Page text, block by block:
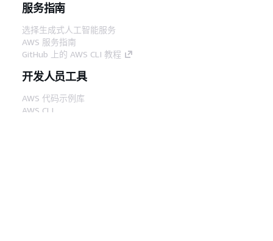
服务指南
选择生成式人工智能服务
AWS 服务指南
GitHub 上的 AWS CLI 教程
开发人员工具
AWS 代码示例库
AWS CLI